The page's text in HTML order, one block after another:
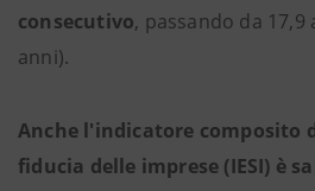
consecutivo, passando da 17,9
anni).
Anche l'indicatore composito
fiducia delle imprese (IESI) è